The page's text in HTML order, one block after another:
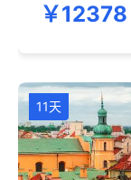
￥12378
11天